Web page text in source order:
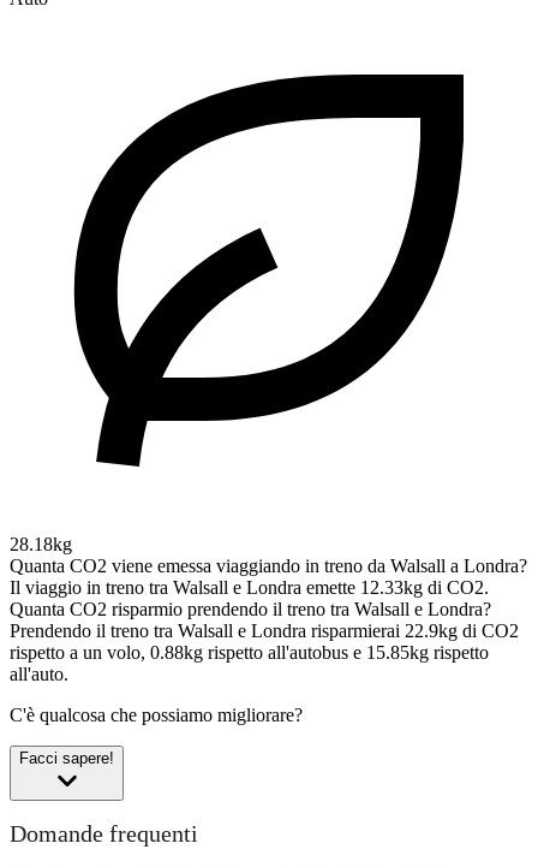
28.18kg
Quanta CO2 viene emessa viaggiando in treno da Walsall a Londra?
Il viaggio in treno tra Walsall e Londra emette 12.33kg di CO2.
Quanta CO2 risparmio prendendo il treno tra Walsall e Londra?
Prendendo il treno tra Walsall e Londra risparmierai 22.9kg di CO2
rispetto a un volo, 0.88kg rispetto all'autobus e 15.85kg rispetto
all'auto.
C'è qualcosa che possiamo migliorare?
Facci sapere!
Domande frequenti